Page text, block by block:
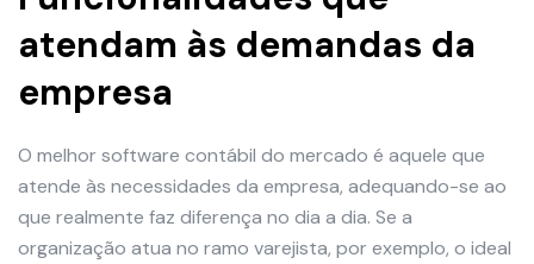
atendam às demandas da
empresa
O melhor software contábil do mercado é aquele que
atende às necessidades da empresa, adequando-se ao
que realmente faz diferença no dia a dia. Se a
organização atua no ramo varejista, por exemplo, o ideal